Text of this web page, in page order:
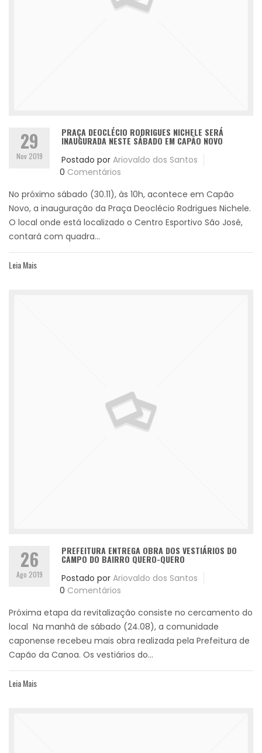
29
Nov 2019
PRAÇA DEOCLÉCIO RODRIGUES NICHELE SERÁ
INAUGURADA NESTE SÁBADO EM CAPÃO NOVO
Postado por Ariovaldo dos Santos
0 Comentários
No próximo sábado (30.11), às 10h, acontece em Capão
Novo, a inauguração da Praça Deoclécio Rodrigues Nichele.
O local onde está localizado o Centro Esportivo São José,
contará com quadra...
Leia Mais
26
Ago 2019
PREFEITURA ENTREGA OBRA DOS VESTIÁRIOS DO
CAMPO DO BAIRRO QUERO-QUERO
Postado por Ariovaldo dos Santos
0 Comentários
Próxima etapa da revitalização consiste no cercamento do
local Na manhã de sábado (24.08), a comunidade
caponense recebeu mais obra realizada pela Prefeitura de
Capão da Canoa. Os vestiários do...
Leia Mais